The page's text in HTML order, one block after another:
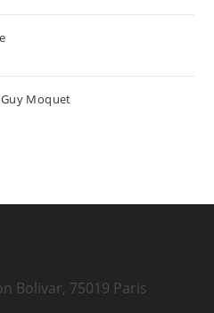
Guy Moquet
Bolivar, 75019 Paris